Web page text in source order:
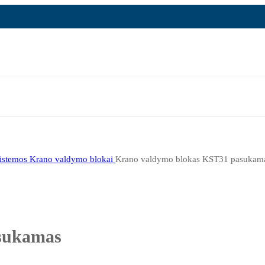
Krano valdymo blokai Krano valdymo blokas KST31